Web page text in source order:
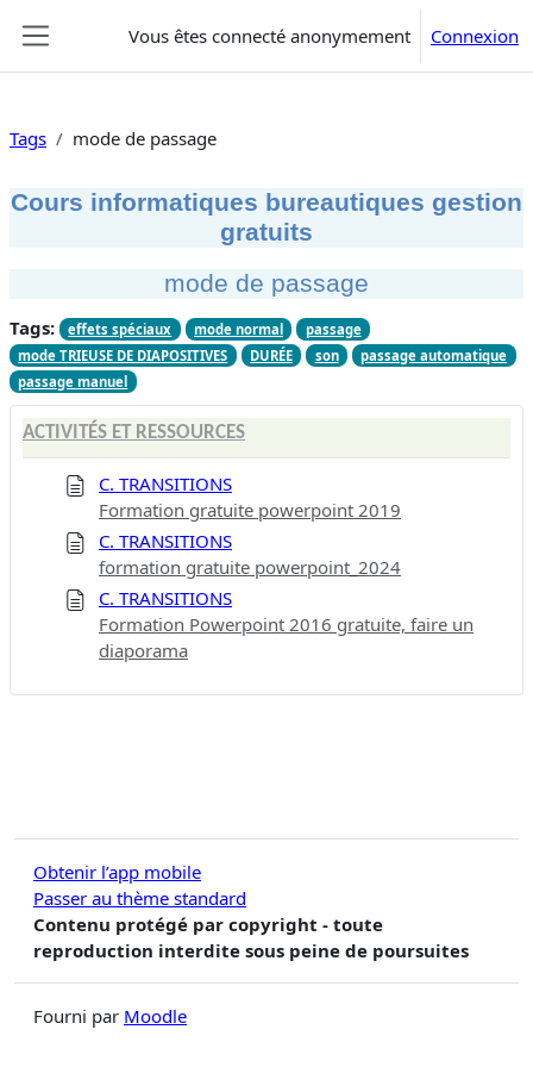
Vous êtes connecté anonymement Connexion
Tags mode de passage
Cours informatiques bureautiques gestion
gratuits
mode de passage
Tags: effets spéciaux mode normal
passage
mode TRIEUSE DE DIAPOSITIVES
DURÉE son
passage automatique
passage manuel
ACTIVITÉS ET RESSOURCES
C. TRANSITIONS
Formation gratuite powerpoint 2019
C. TRANSITIONS
formation gratuite powerpoint_2024
C. TRANSITIONS
Formation Powerpoint 2016 gratuite, faire un
diaporama
Obtenir l’app mobile
Passer au thème standard
Contenu protégé par copyright - toute
reproduction interdite sous peine de poursuites
Fourni par Moodle